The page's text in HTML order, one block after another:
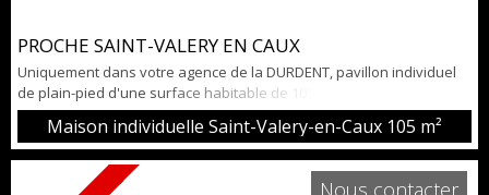
PROCHE SAINT-VALERY EN CAUX
Uniquement dans votre agence de la DURDENT, pavillon individuel
de plain-pied d'une surface habitable de 105 m² comprenant
entrée, séjour / salon, véranda, cuisine aménagée et équipée semi-
ouverte, arrière-cuisine, dégagement desservant 4 chambres, salle
de douches et WC indépendant. Vous disposerez également de
nombreux espaces de stockage : cellier, buanderie, chaufferie et
Maison individuelle Saint-Valery-en-Caux 105 m²
Nous contacter